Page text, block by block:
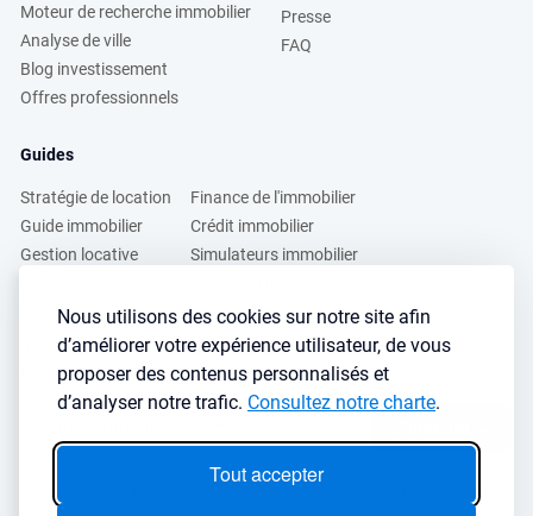
Nous utilisons des cookies sur notre site afin
d’améliorer votre expérience utilisateur, de vous
proposer des contenus personnalisés et
d’analyser notre trafic. Consultez notre charte.
Tout accepter
Moteur de recherche immobilier
Analyse de ville
Blog investissement
Offres professionnels
Presse
FAQ
Guides
Stratégie de location
Guide immobilier
Gestion locative
Finance de l'immobilier
Crédit immobilier
Simulateurs immobilier
Vous voulez apprendre à investir dans l’immobilier ?
Inscrivez vous à notre newsletter gratuite :